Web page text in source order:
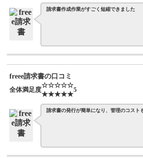
請求書作成作業がすごく短縮できました
freee請求書の口コミ
全体満足度
☆☆☆☆☆
★★★★★
5
請求書の発行が簡単になり、管理のコストも...